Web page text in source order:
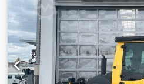
estado, pronto para uso
apresentamos uma proposta
O Sr. Mihm (tel. terá todo o
informações podem ser
erros e vendas prévias!
possível. = Mais informações =